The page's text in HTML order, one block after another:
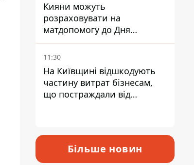
Кияни можуть
розраховувати на
матдопомогу до Дня
незалежності - кому її
дадуть
11:30
На Київщині відшкодують
частину витрат бізнесам,
що постраждали від
Більше новин